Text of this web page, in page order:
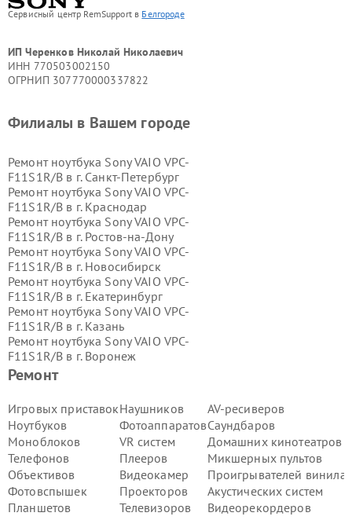
Сервисный центр RemSupport в Белгороде
ИП Черенков Николай Николаевич
ИНН 770503002150
ОГРНИП 307770000337822
Ремонт
Игровых приставок
Ноутбуков
Моноблоков
Телефонов
Объективов
Фотовспышек
Планшетов
Наушников
Фотоаппаратов
VR систем
Плееров
Видеокамер
Проекторов
Телевизоров
AV-ресиверов
Саундбаров
Домашних кинотеатров
Микшерных пультов
Проигрывателей винила
Акустических систем
Видеорекордеров
Филиалы в Вашем городе
Ремонт ноутбука Sony VAIO VPC-
F11S1R/B в г. Санкт-Петербург
Ремонт ноутбука Sony VAIO VPC-
F11S1R/B в г. Краснодар
Ремонт ноутбука Sony VAIO VPC-
F11S1R/B в г. Ростов-на-Дону
Ремонт ноутбука Sony VAIO VPC-
F11S1R/B в г. Новосибирск
Ремонт ноутбука Sony VAIO VPC-
F11S1R/B в г. Екатеринбург
Ремонт ноутбука Sony VAIO VPC-
F11S1R/B в г. Казань
Ремонт ноутбука Sony VAIO VPC-
F11S1R/B в г. Воронеж
Ремонт ноутбука Sony VAIO VPC-
F11S1R/B в г.
F11S1R/B в г.Самара
Ремонт ноутбука Sony VAIO VPC-
F11S1R/B в г.
Пермь
Ремонт ноутбука Sony VAIO VPC-
F11S1R/B в г.
Красноярск
Ремонт ноутбука Sony VAIO VPC-
F11S1R/B в г.
Ижевск